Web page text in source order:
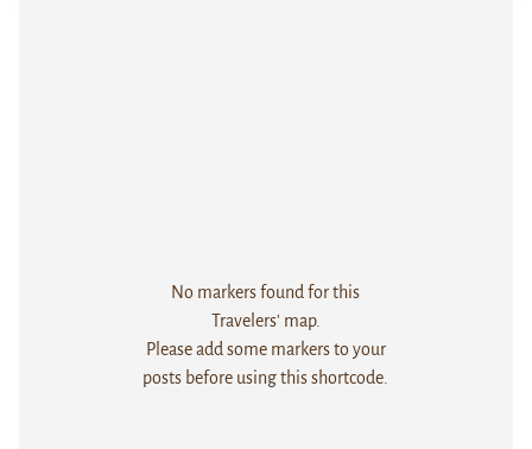
No markers found for this
Travelers' map.
Please add some markers to your
posts before using this shortcode.